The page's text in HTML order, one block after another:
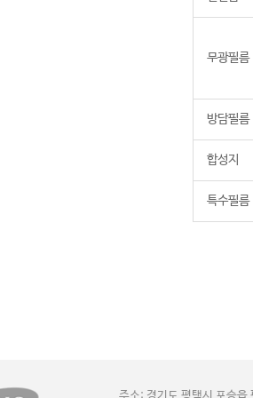
무광필름
방담필름
합성지
특수필름